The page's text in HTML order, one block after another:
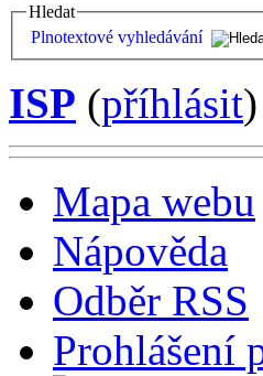
Hledat
Plnotextové vyhledávání
ISP (příhlásit)
Mapa webu
Nápověda
Odběr RSS
Prohlášení